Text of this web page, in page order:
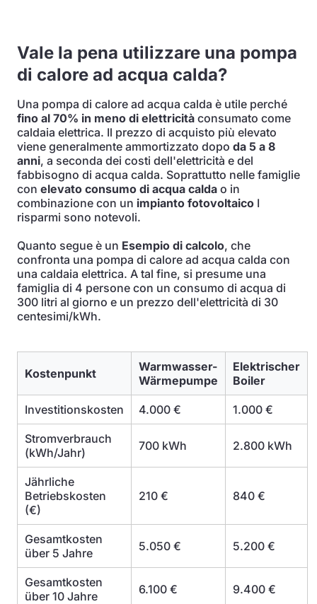
Vale la pena utilizzare una pompa
di calore ad acqua calda?
Una pompa di calore ad acqua calda è utile perché
fino al 70% in meno di elettricità consumato come
caldaia elettrica. Il prezzo di acquisto più elevato
viene generalmente ammortizzato dopo da 5 a 8
anni, a seconda dei costi dell'elettricità e del
fabbisogno di acqua calda. Soprattutto nelle famiglie
con elevato consumo di acqua calda o in
combinazione con un impianto fotovoltaico I
risparmi sono notevoli.
Quanto segue è un Esempio di calcolo, che
confronta una pompa di calore ad acqua calda con
una caldaia elettrica. A tal fine, si presume una
famiglia di 4 persone con un consumo di acqua di
300 litri al giorno e un prezzo dell'elettricità di 30
centesimi/kWh.
Kostenpunkt
Warmwasser-
Wärmepumpe
Elektrischer
Boiler
Investitionskosten 4.000 € 1.000 €
Stromverbrauch
(kWh/Jahr)
700 kWh 2.800 kWh
Jährliche
Betriebskosten
(€)
210 € 840 €
Gesamtkosten
über 5 Jahre
5.050 € 5.200 €
Gesamtkosten
über 10 Jahre
6.100 € 9.400 €